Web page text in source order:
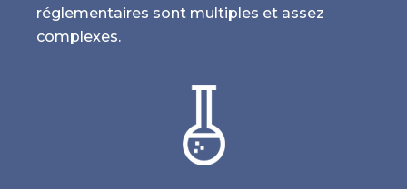
réglementaires sont multiples et assez
complexes.